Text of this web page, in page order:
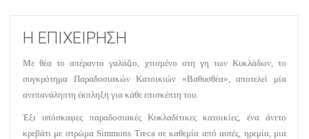
Η ΕΠΙΧΕΙΡΗΣΗ
Με θέα το απέραντο γαλάζιο, χτισμένο στη γη των Κυκλάδων, το
συγκρότημα Παραδοσιακών Κατοικιών «Βαθυσθέα», αποτελεί μία
ανεπανάληπτη έκπληξη για κάθε επισκέπτη του.
Έξι υπόσκαφες παραδοσιακές Κυκλαδίτικες κατοικίες, ένα άνετο
κρεβάτι με στρώμα Simmons Treca σε καθεμία από αυτές, ηρεμία, μια